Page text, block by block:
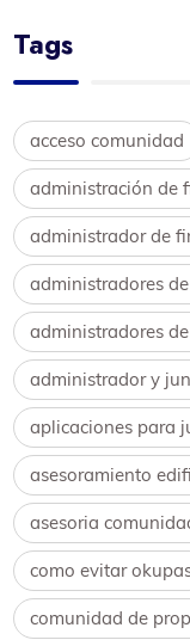
Tags
acceso comunidad
administración de
administrador de
administradores
administradores
administrador y
aplicaciones para
asesoramiento
asesoria
como evitar
comunidad de